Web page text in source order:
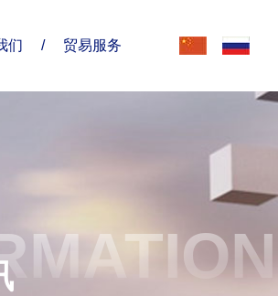
们 / 贸易服务